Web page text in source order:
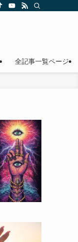
全記事一覧ページ